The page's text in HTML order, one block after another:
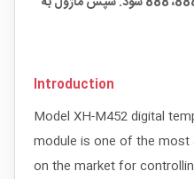
Introduction
Model XH-M452 digital
module is one of the
on the market for